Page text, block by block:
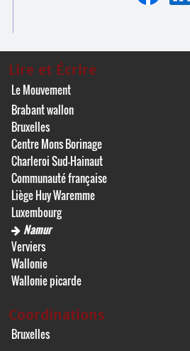
Lire et Écrire
Le Mouvement
Brabant wallon
Bruxelles
Centre Mons Borinage
Charleroi Sud-Hainaut
Communauté française
Liège Huy Waremme
Luxembourg
Namur
Verviers
Wallonie
Wallonie picarde
Coordinations
Bruxelles